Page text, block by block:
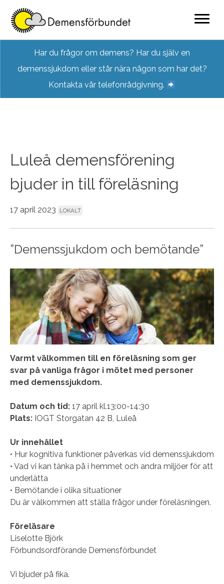
content
Har du frågor om demens? Har du själv en
demenssjukdom eller står nära någon som har det?
Kontakta vår telefonrådgivning.
Luleå demensförening
bjuder in till föreläsning
17 april 2023 LOKALT
”Demenssjukdom och bemötande”
Varmt välkommen till en föreläsning som ger
svar på vanliga frågor i mötet med personer
med demenssjukdom.
Datum och tid: 17 april kl.13:00-14:30
Plats: IOGT Storgatan 42 B, Luleå
Ur innehållet
• Hur kognitiva funktioner påverkas vid demenssjukdom
• Vad vi kan tänka på i hemmet och andra miljöer för att
underlätta
• Bemötande i olika situationer
Du är välkommen att ställa frågor under föreläsningen.
Föreläsare
Liselotte Björk
Förbundsordförande Demensförbundet
Vi bjuder på fika.